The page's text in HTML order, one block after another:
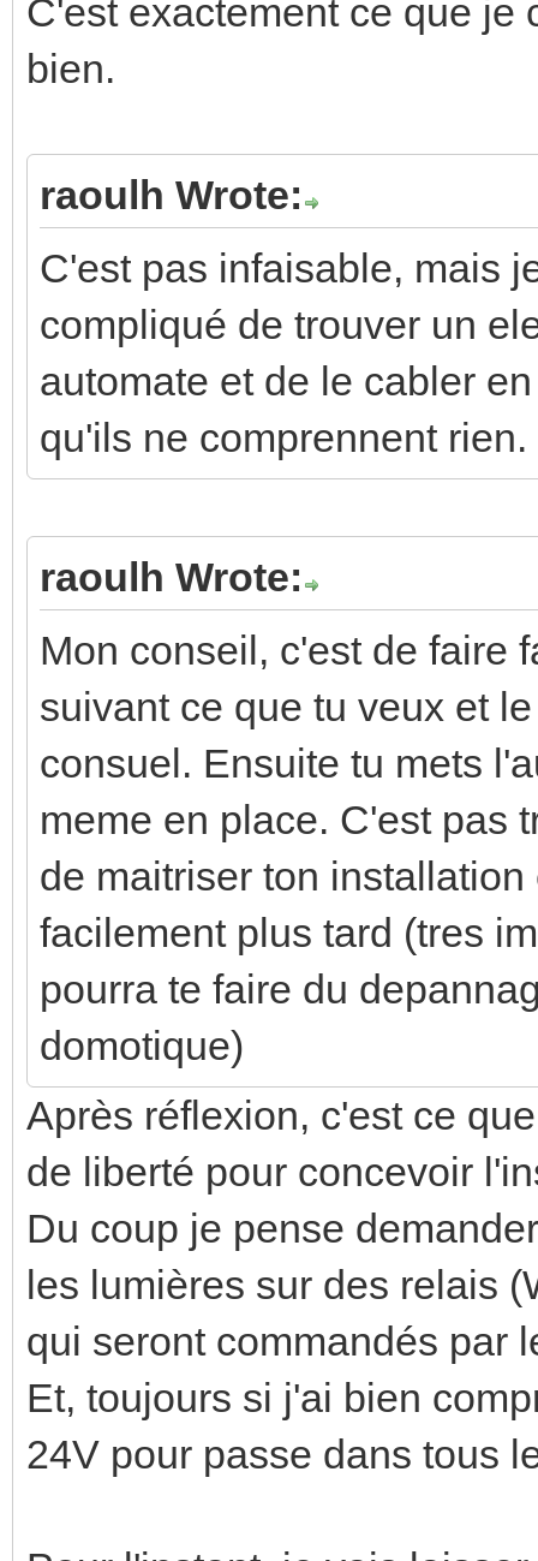
C'est exactement ce que je
bien.
raoulh Wrote:
C'est pas infaisable, mais
compliqué de trouver un
automate et de le cabler
qu'ils ne comprennent rien.
raoulh Wrote:
Mon conseil, c'est de faire
suivant ce que tu veux et
consuel. Ensuite tu mets
meme en place. C'est pas
de maitriser ton
facilement plus tard (tres
pourra te faire du
domotique)
Après réflexion, c'est ce
de liberté pour concevoir
Du coup je pense
les lumières sur des relais
qui seront commandés par
Et, toujours si j'ai bien
24V pour passe dans tous